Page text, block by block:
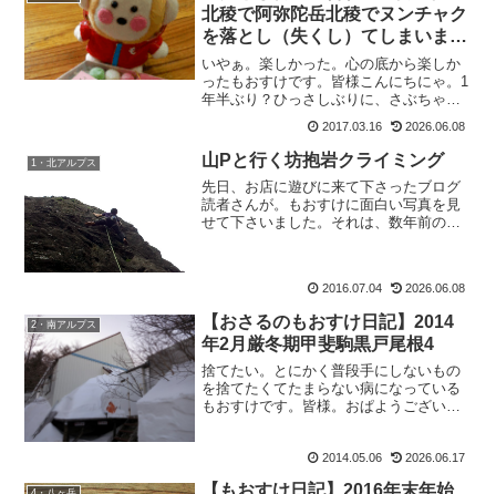
北稜で阿弥陀岳北稜でヌンチャク
を落とし（失くし）てしまいまし
た
いやぁ。楽しかった。心の底から楽しか
ったもおすけです。皆様こんにちにゃ。1
年半ぶり？ひっさしぶりに、さぶちゃん
人の事は言えませんが、二人の劣化っぷ
りがすごかった。いえ見た目とかじゃな
くて、中身がね。さんぱ...
2017.03.16 2026.06.08
1・北アルプス 山Pと行く坊抱岩クライミング
先日、お店に遊びに来て下さったブログ
読者さんが。もおすけに面白い写真を見
せて下さいました。それは、数年前の北
くそれは、エスパースのソ...
2016.07.04 2026.06.08
2・南アルプス
【おさるのもおすけ日記】2014
年2月厳冬期甲斐駒黒戸尾根4
捨てたい。とにかく普段手にしないもの
を捨てたくてたまらない病になっている
もおすけです。皆様。おぱようございま
モノの持つエネルギーが停滞するから運
気も停滞してしまう。など...
2014.05.06 2026.06.17